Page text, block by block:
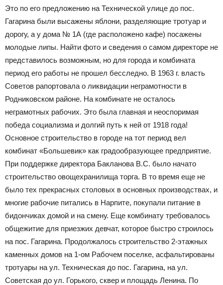
Это по его предложению на Технической улице до пос.
Гагарина были высажены яблони, разделяющие тротуар и
дорогу, а у дома № 1А (где расположено кафе) посажены
молодые липы. Найти фото и сведения о самом директоре не
представилось возможным, но для города и комбината
период его работы не прошел бесследно. В 1963 г. власть
Советов рапортовала о ликвидации неграмотности в
Родниковском районе. На комбинате не осталось
неграмотных рабочих. Это была главная и неоспоримая
победа социализма и долгий путь к ней от 1918 года!
Основное строительство в городе на тот период вел
комбинат «Большевик» как градообразующее предприятие.
При поддержке директора Бакланова В.С. было начато
строительство овощехранилища торга. В то время еще не
было тех прекрасных столовых в основных производствах, и
многие рабочие питались в Нарпите, покупали питание в
бидончиках домой и на смену. Еще комбинату требовалось
общежитие для приезжих девчат, которое быстро строилось
на пос. Гагарина. Продолжалось строительство 2-этажных
каменных домов на 1-ом Рабочем поселке, асфальтированы
тротуары на ул. Техническая до пос. Гагарина, на ул.
Советская до ул. Горького, сквер и площадь Ленина. По